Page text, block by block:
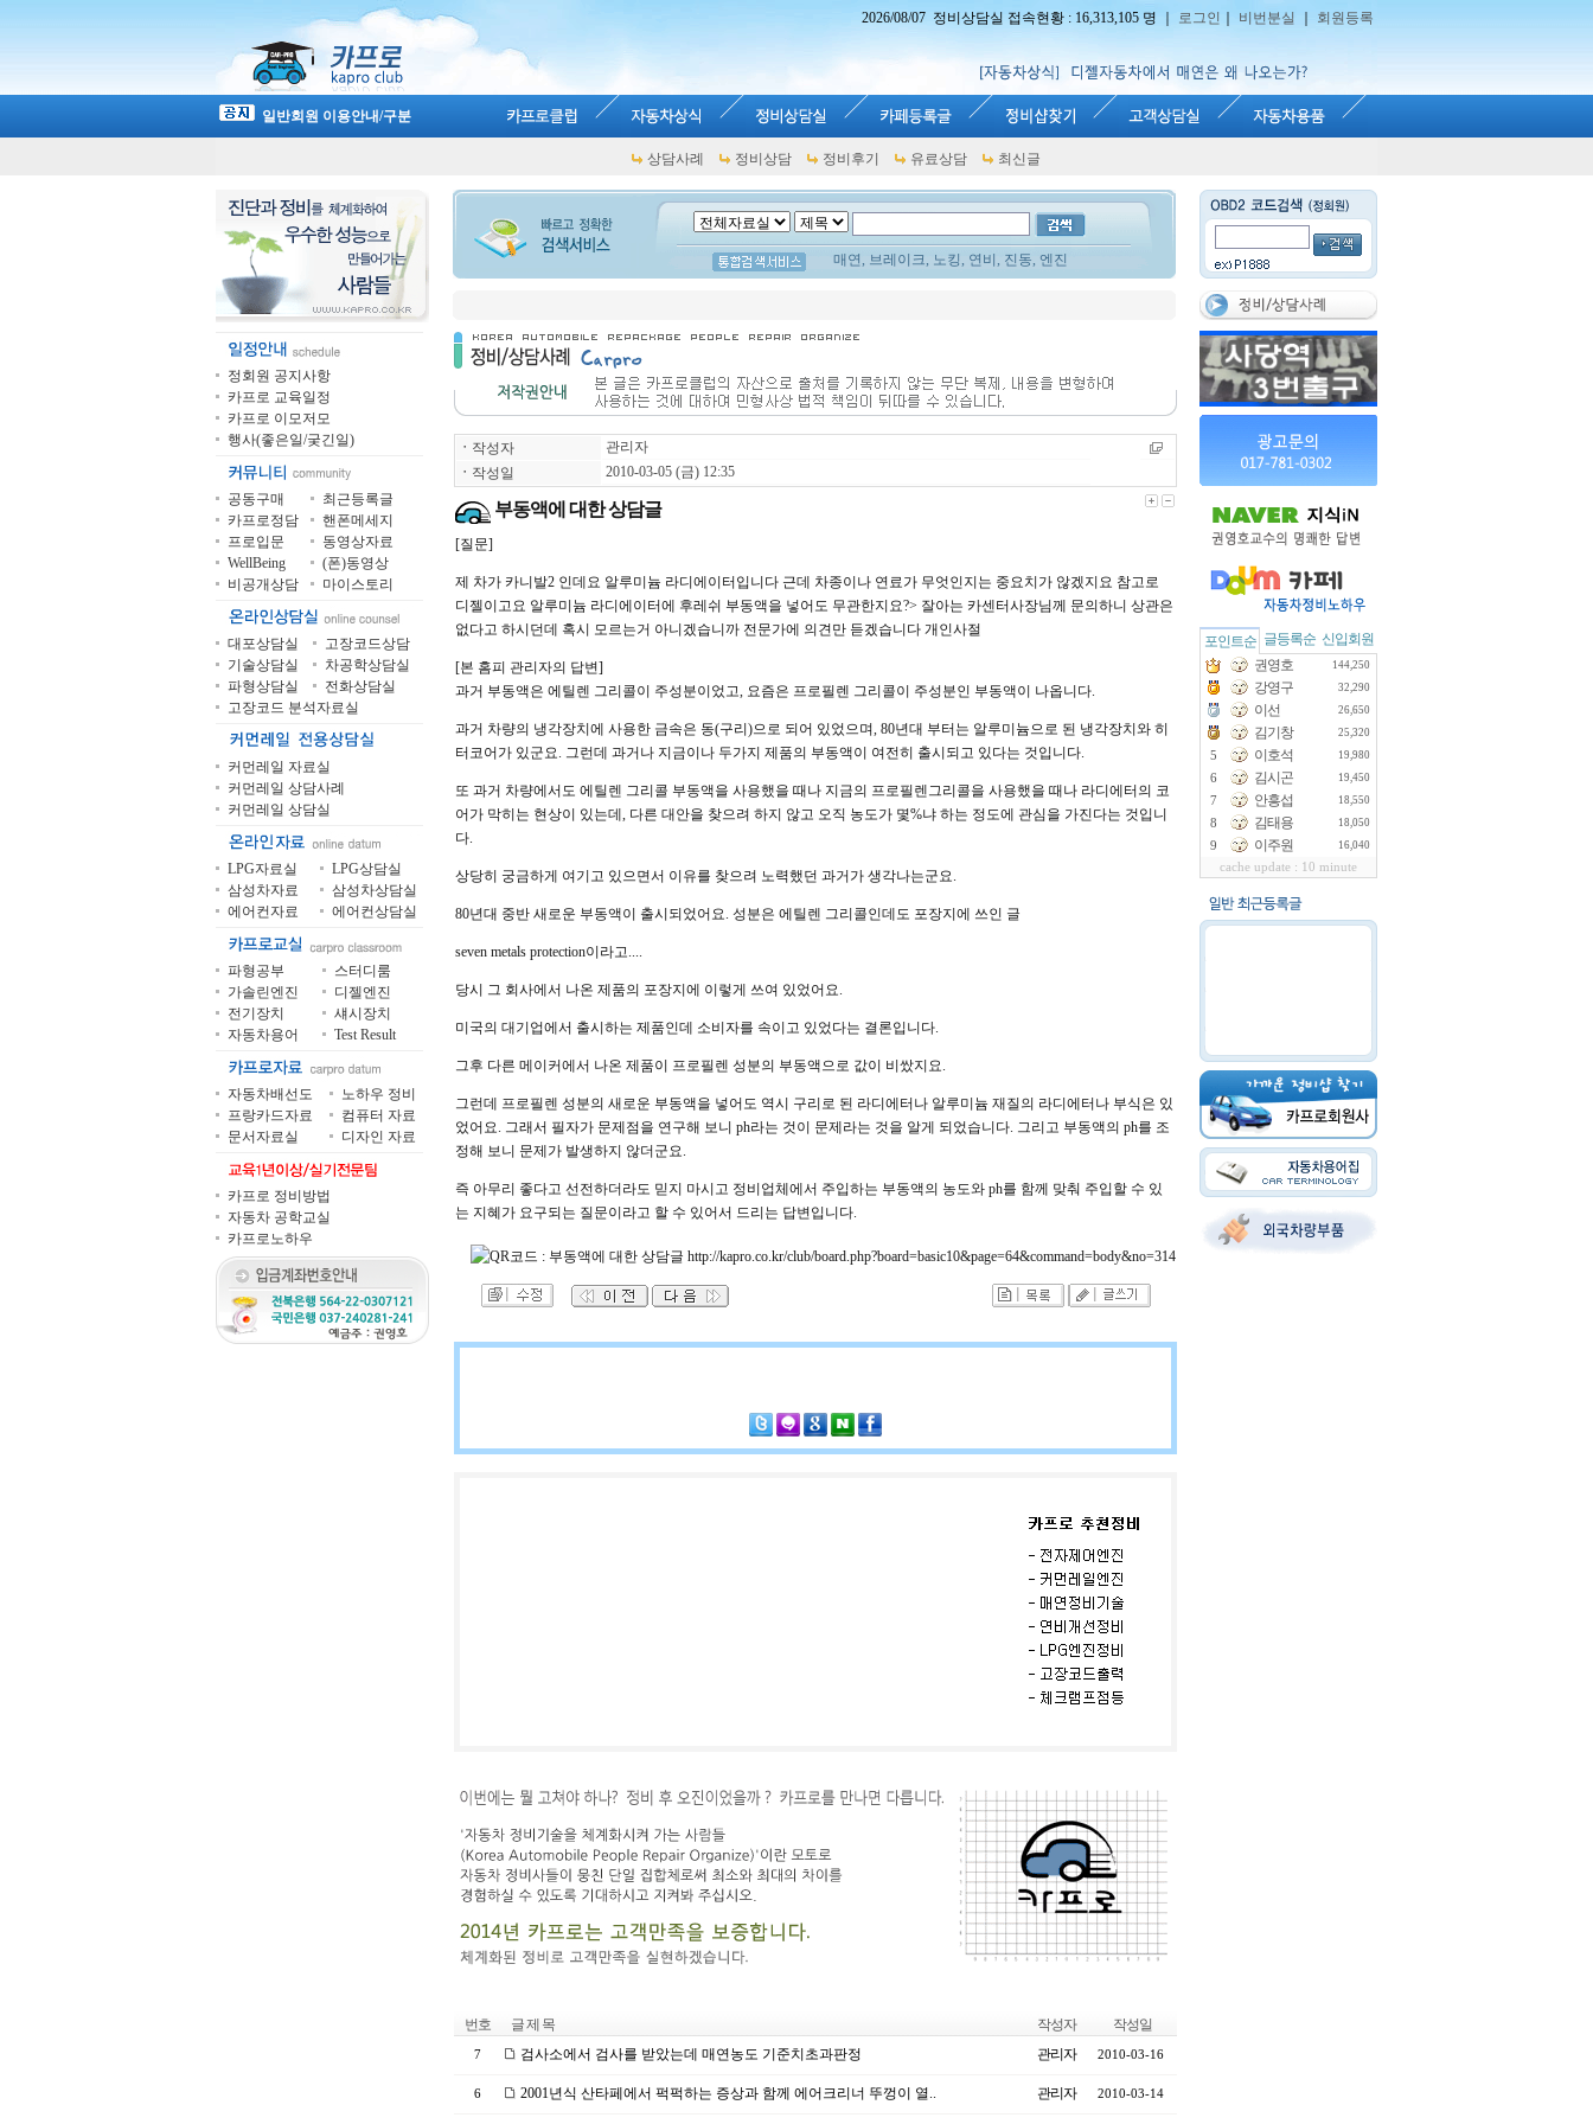
2026/08/07 정비상담실 접속현황 : 16,313,105 명 ｜ 로그인 비번분실 회원등록
일반회원 이용안내/구분
상담사례 정비상담 정비후기 유료상담 최신글
매연, 브레이크, 노킹, 연비, 진동, 엔진
정회원 공지사항
카프로 교육일정
카프로 이모저모
행사(좋은일/궂긴일)
공동구매
최근등록글
카프로정담
핸폰메세지
프로입문
동영상자료
WellBeing
(폰)동영상
비공개상담
마이스토리
대포상담실
고장코드상담
기술상담실
차공학상담실
파형상담실
전화상담실
고장코드 분석자료실
커먼레일 자료실
커먼레일 상담사례
커먼레일 상담실
LPG자료실
LPG상담실
삼성차자료
삼성차상담실
에어컨자료
에어컨상담실
파형공부
스터디룸
가솔린엔진
디젤엔진
전기장치
섀시장치
자동차용어
Test Result
자동차배선도
노하우 정비
프랑카드자료
컴퓨터 자료
문서자료실
디자인 자료
카프로 정비방법
자동차 공학교실
카프로노하우
ㆍ 작성자
관리자
ㆍ 작성일 2010-03-05 (금) 12:35
부동액에 대한 상담글
[질문]
제 차가 카니발2 인데요 알루미늄 라디에이터입니다 근데 차종이나 연료가 무엇인지는 중요치가 않겠지요 참고로
디젤이고요 알루미늄 라디에이터에 후레쉬 부동액을 넣어도 무관한지요?> 잘아는 카센터사장님께 문의하니 상관은
없다고 하시던데 혹시 모르는거 아니겠습니까 전문가에 의견만 듣겠습니다 개인사절
[본 홈피 관리자의 답변]
과거 부동액은 에틸렌 그리콜이 주성분이었고, 요즘은 프로필렌 그리콜이 주성분인 부동액이 나옵니다.
과거 차량의 냉각장치에 사용한 금속은 동(구리)으로 되어 있었으며, 80년대 부터는 알루미늄으로 된 냉각장치와 히
터코어가 있군요. 그런데 과거나 지금이나 두가지 제품의 부동액이 여전히 출시되고 있다는 것입니다.
또 과거 차량에서도 에틸렌 그리콜 부동액을 사용했을 때나 지금의 프로필렌그리콜을 사용했을 때나 라디에터의 코
어가 막히는 현상이 있는데, 다른 대안을 찾으려 하지 않고 오직 농도가 몇%냐 하는 정도에 관심을 가진다는 것입니
다.
상당히 궁금하게 여기고 있으면서 이유를 찾으려 노력했던 과거가 생각나는군요.
80년대 중반 새로운 부동액이 출시되었어요. 성분은 에틸렌 그리콜인데도 포장지에 쓰인 글
seven metals protection이라고....
당시 그 회사에서 나온 제품의 포장지에 이렇게 쓰여 있었어요.
미국의 대기업에서 출시하는 제품인데 소비자를 속이고 있었다는 결론입니다.
그후 다른 메이커에서 나온 제품이 프로필렌 성분의 부동액으로 값이 비쌌지요.
그런데 프로필렌 성분의 새로운 부동액을 넣어도 역시 구리로 된 라디에터나 알루미늄 재질의 라디에터나 부식은 있
었어요. 그래서 필자가 문제점을 연구해 보니 ph라는 것이 문제라는 것을 알게 되었습니다. 그리고 부동액의 ph를 조
정해 보니 문제가 발생하지 않더군요.
즉 아무리 좋다고 선전하더라도 믿지 마시고 정비업체에서 주입하는 부동액의 농도와 ph를 함께 맞춰 주입할 수 있
는 지혜가 요구되는 질문이라고 할 수 있어서 드리는 답변입니다.
번호 글 제 목 작성자 작성일
7 검사소에서 검사를 받았는데 매연농도 기준치초과판정 관리자 2010-03-16
6 2001년식 산타페에서 퍽퍽하는 증상과 함께 에어크리너 뚜껑이 열.. 관리자 2010-03-14
포인트순 글등록순 신입회원
권영호
144,250
강영구 32,290
이선 26,650
김기창 25,320
5 이호석 19,980
6 김시곤 19,450
7 안흥섭 18,550
8 김태용 18,050
9 이주원 16,040
cache update : 10 minute